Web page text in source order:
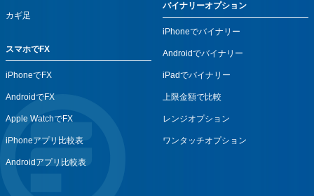
カギ足
スマホでFX
iPhoneでFX
AndroidでFX
Apple WatchでFX
iPhoneアプリ比較表
Androidアプリ比較表
バイナリーオプション
iPhoneでバイナリー
Androidでバイナリー
iPadでバイナリー
上限金額で比較
レンジオプション
ワンタッチオプション